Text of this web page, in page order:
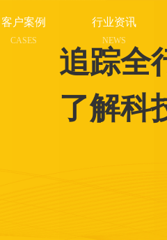
客户案例
CASES
行业资讯
NEWS
追踪全
了解科